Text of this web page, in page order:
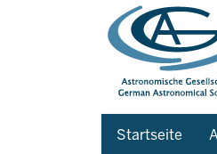
Startseite